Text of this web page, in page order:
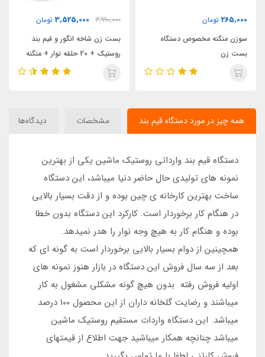
265,000 تومان
سوزن منگنه مخصوص دستگاه
بست زن
3,990,000
3,525,000 تومان
بست زن شاخه انگور و قیم بند
روستیک + 20 حلقه نوار + منگنه
اضافه
همه چیز در مورد دستگاه قیم بند مشخصات دیدگاه‌ها
دستگاه قیم بند وارداتی روستیک ماشین یکی از بهترین
نمونه های تولیدی حال حاضر دنیا میباشد، این دستگاه
ساخت بهترین کارخانه ی چین بوده و از دقت بسیار بالایی
در هنگام کار برخوردار است. کارکرد این دستگاه بدون خطا
بوده و هنگام کار به هیچ وجه نوار را هدر نمیدهد.
همچینین از دوام بسیار بالایی برخوردار است به گونه ای که
بعد از سه سال فروش این دستگاه در بازار هنوز نمونه های
اولیه فروش رفته بدون هیچ گونه مشکلی مشغول به کار
میباشند و رضایت گلخانه داران از این محصول 100 درصد
میباشد. این دستگاه واردات مستقیم روستیک ماشین
میباشد چنانچه همکار میباشید جهت اطلاع از قیمتهای